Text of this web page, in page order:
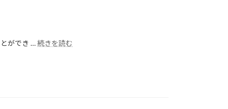
ができ …続きを読む